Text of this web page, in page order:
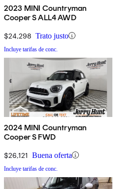
2023 MINI Countryman
Cooper S ALL4 AWD
$24,298 Trato justo
Incluye tarifas de conc.
2024 MINI Countryman
Cooper S FWD
$26,121 Buena oferta
Incluye tarifas de conc.